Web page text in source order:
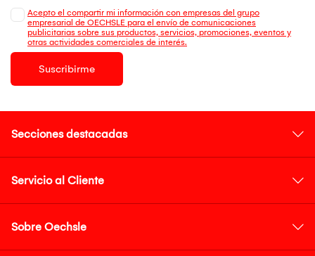
Acepto el compartir mi información con empresas del grupo
empresarial de OECHSLE para el envío de comunicaciones
publicitarias sobre sus productos, servicios, promociones, eventos y
otras actividades comerciales de interés.
Suscribirme
Secciones destacadas
Servicio al Cliente
Sobre Oechsle